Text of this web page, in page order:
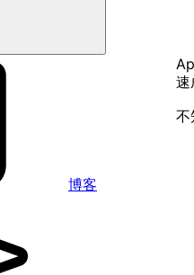
博客
速
不